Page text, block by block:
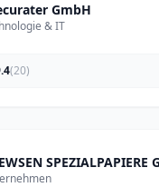
GmbH
& IT
(20)
SPEZIALPAPIERE